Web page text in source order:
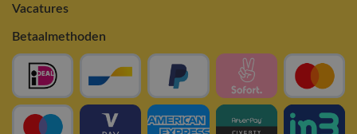
Vacatures
Betaalmethoden